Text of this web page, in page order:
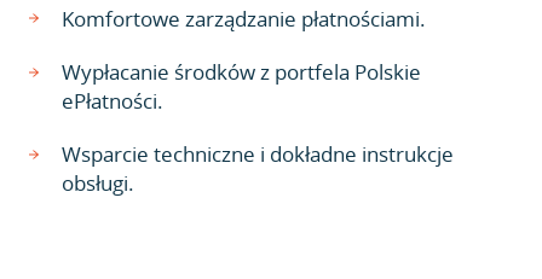
Komfortowe zarządzanie płatnościami.
Wypłacanie środków z portfela Polskie
ePłatności.
Wsparcie techniczne i dokładne instrukcje
obsługi.